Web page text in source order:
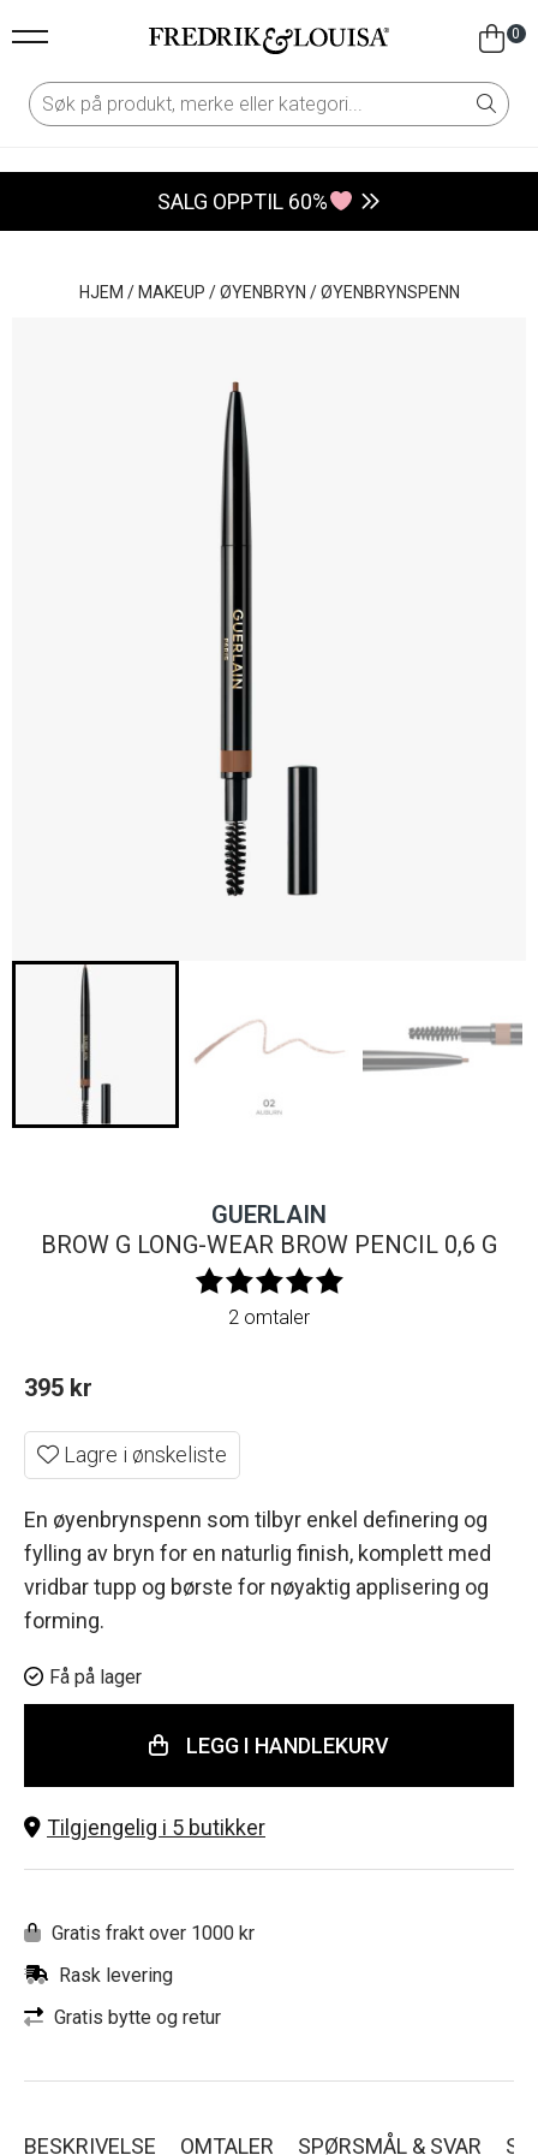
0
SALG OPPTIL 60%
HJEM / MAKEUP /ØYENBRYN /ØYENBRYNSPENN
GUERLAIN
BROW G LONG-WEAR BROW PENCIL 0,6 G
2 omtaler
395 kr
Lagre i ønskeliste
En øyenbrynspenn som tilbyr enkel definering og
fylling av bryn for en naturlig finish, komplett med
vridbar tupp og børste for nøyaktig applisering og
forming.
Få på lager
LEGG I HANDLEKURV
Tilgjengelig i 5 butikker
Gratis frakt over 1000 kr
Rask levering
Gratis bytte og retur
BESKRIVELSE OMTALER SPØRSMÅL & SVAR